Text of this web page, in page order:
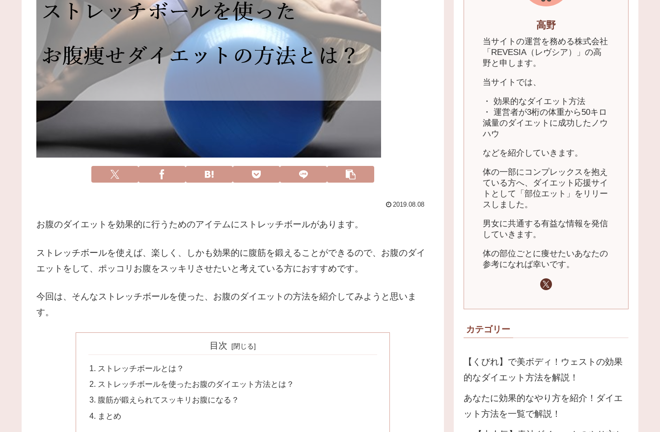
2019.08.08
お腹のダイエットを効果的に行うためのアイテムにストレッチボールがあります。
ストレッチボールを使えば、楽しく、しかも効果的に腹筋を鍛えることができるので、お腹のダイ
エットをして、ポッコリお腹をスッキリさせたいと考えている方におすすめです。
今回は、そんなストレッチボールを使った、お腹のダイエットの方法を紹介してみようと思いま
す。
目次
ストレッチボールとは？
ストレッチボールを使ったお腹のダイエット方法とは？
腹筋が鍛えられてスッキリお腹になる？
まとめ
高野
当サイトの運営を務める株式会社
「REVESIA（レヴシア）」の高
野と申します。
当サイトでは、
・ 効果的なダイエット方法
・ 運営者が3桁の体重から50キロ
減量のダイエットに成功したノウ
ハウ
などを紹介していきます。
体の一部にコンプレックスを抱え
ている方へ、ダイエット応援サイ
トとして「部位エット」をリリー
スしました。
男女に共通する有益な情報を発信
していきます。
体の部位ごとに痩せたいあなたの
参考になれば幸いです。
カテゴリー
【くびれ】で美ボディ！ウェストの効果
的なダイエット方法を解説！
あなたに効果的なやり方を紹介！ダイエ
ット方法を一覧で解説！